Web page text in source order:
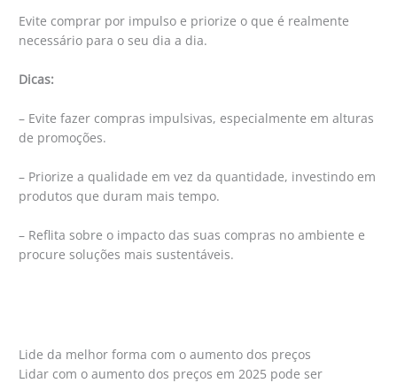
Evite comprar por impulso e priorize o que é realmente
necessário para o seu dia a dia.
Dicas:
– Evite fazer compras impulsivas, especialmente em alturas
de promoções.
– Priorize a qualidade em vez da quantidade, investindo em
produtos que duram mais tempo.
– Reflita sobre o impacto das suas compras no ambiente e
procure soluções mais sustentáveis.
Lide da melhor forma com o aumento dos preços
Lidar com o aumento dos preços em 2025 pode ser